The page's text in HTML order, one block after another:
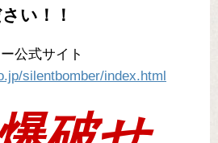
い！！
公式サイト
silentbomber/index.html